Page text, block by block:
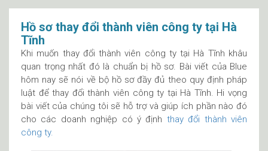
Hồ sơ thay đổi thành viên công ty tại Hà
Tĩnh
Khi muốn thay đổi thành viên công ty tại Hà Tĩnh khâu
quan trọng nhất đó là chuẩn bị hồ sơ. Bài viết của Blue
hôm nay sẽ nói về bộ hồ sơ đầy đủ theo quy định pháp
luật để thay đổi thành viên công ty tại Hà Tĩnh. Hi vọng
bài viết của chúng tôi sẽ hỗ trợ và giúp ích phần nào đó
cho các doanh nghiệp có ý định thay đổi thành viên
công ty.